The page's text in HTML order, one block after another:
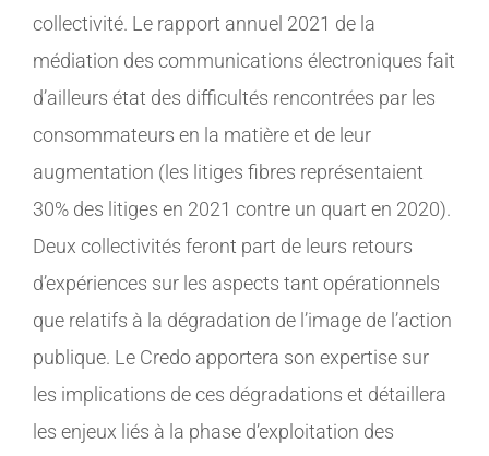
collectivité. Le rapport annuel 2021 de la
médiation des communications électroniques fait
d’ailleurs état des difficultés rencontrées par les
consommateurs en la matière et de leur
augmentation (les litiges fibres représentaient
30% des litiges en 2021 contre un quart en 2020).
Deux collectivités feront part de leurs retours
d’expériences sur les aspects tant opérationnels
que relatifs à la dégradation de l’image de l’action
publique. Le Credo apportera son expertise sur
les implications de ces dégradations et détaillera
les enjeux liés à la phase d’exploitation des